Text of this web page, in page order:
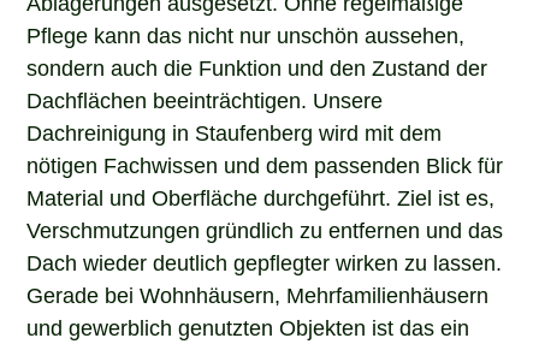
Pflege kann das nicht nur unschön aussehen,
sondern auch die Funktion und den Zustand der
Dachflächen beeinträchtigen. Unsere
Dachreinigung in Staufenberg wird mit dem
nötigen Fachwissen und dem passenden Blick für
Material und Oberfläche durchgeführt. Ziel ist es,
Verschmutzungen gründlich zu entfernen und das
Dach wieder deutlich gepflegter wirken zu lassen.
Gerade bei Wohnhäusern, Mehrfamilienhäusern
und gewerblich genutzten Objekten ist das ein